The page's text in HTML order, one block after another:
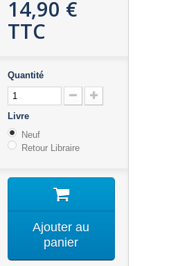
14,90 €
TTC
Quantité
Livre
Neuf
Retour Libraire
Ajouter au
panier